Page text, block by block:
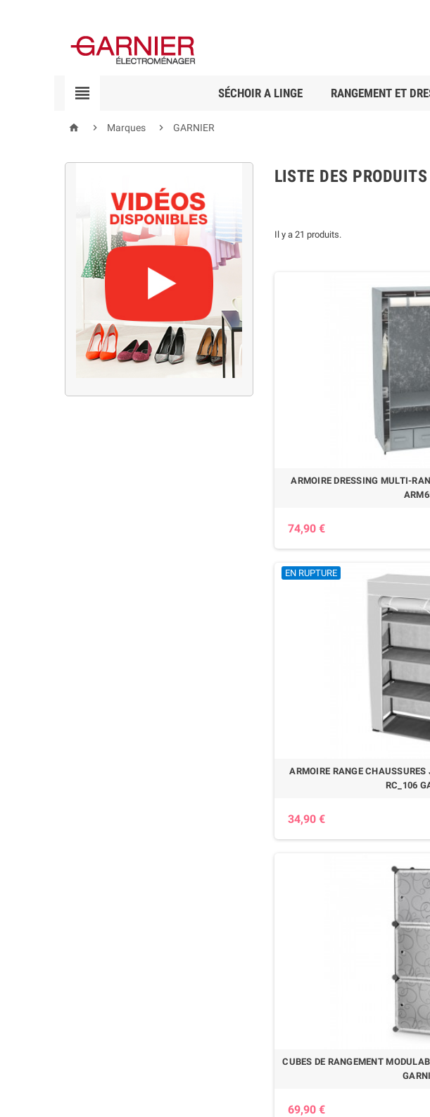
 SÉCHOIR A LINGE RANGEMENT ET
  Marques  GARNIER
LISTE DES
Il y a 21 produits.
ARMOIRE DRESSING MULTI-
74,90 €
EN RUPTURE
ARMOIRE RANGE CHAUSSURES
RC_106
34,90 €
CUBES DE RANGEMENT
69,90 €